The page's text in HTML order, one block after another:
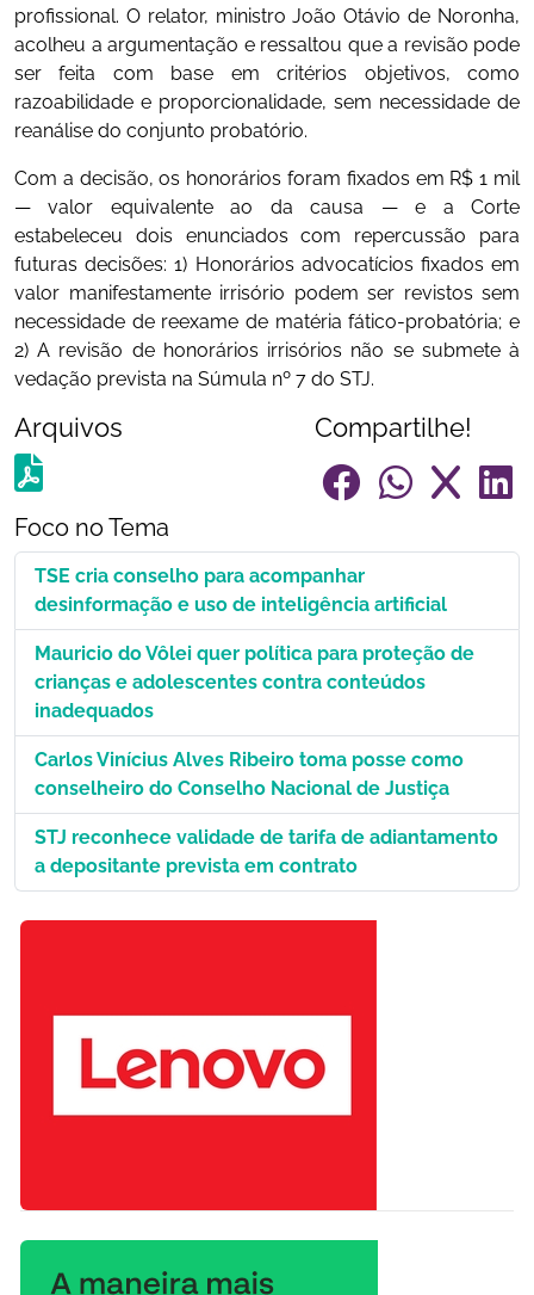
profissional. O relator, ministro João Otávio de Noronha,
acolheu a argumentação e ressaltou que a revisão pode
ser feita com base em critérios objetivos, como
razoabilidade e proporcionalidade, sem necessidade de
reanálise do conjunto probatório.
Com a decisão, os honorários foram fixados em R$ 1 mil
— valor equivalente ao da causa — e a Corte
estabeleceu dois enunciados com repercussão para
futuras decisões: 1) Honorários advocatícios fixados em
valor manifestamente irrisório podem ser revistos sem
necessidade de reexame de matéria fático-probatória; e
2) A revisão de honorários irrisórios não se submete à
vedação prevista na Súmula nº 7 do STJ.
Arquivos Compartilhe!
Foco no Tema
TSE cria conselho para acompanhar
desinformação e uso de inteligência artificial
Mauricio do Vôlei quer política para proteção de
crianças e adolescentes contra conteúdos
inadequados
Carlos Vinícius Alves Ribeiro toma posse como
conselheiro do Conselho Nacional de Justiça
STJ reconhece validade de tarifa de adiantamento
a depositante prevista em contrato